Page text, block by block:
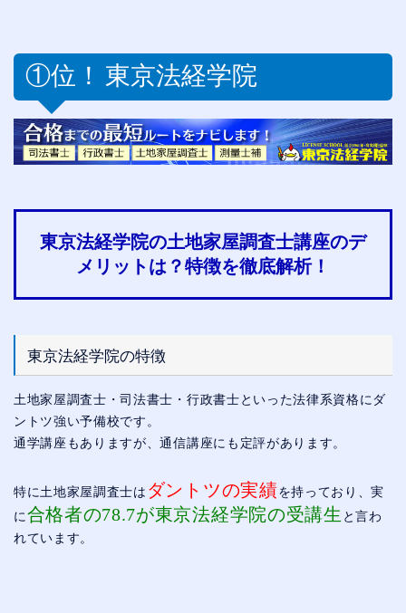
①位！ 東京法経学院
東京法経学院の土地家屋調査士講座のデ
メリットは？特徴を徹底解析！
東京法経学院の特徴
土地家屋調査士・司法書士・行政書士といった法律系資格にダ
ントツ強い予備校です。
通学講座もありますが、通信講座にも定評があります。
特に土地家屋調査士は ダントツの実績を持っており、実
に合格者の78.7が東京法経学院の受講生 と言わ
れています。